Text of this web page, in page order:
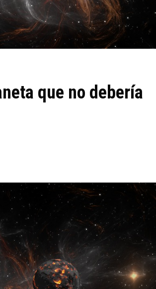
que no debería